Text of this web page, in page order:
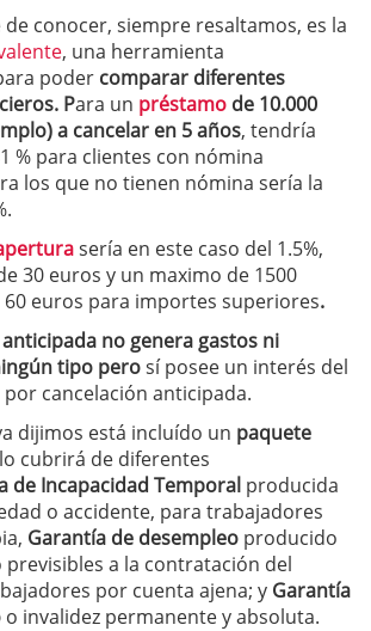
conocer, siempre resaltamos, es la
, una herramienta
poder comparar diferentes
Para un préstamo de 10.000
a cancelar en 5 años, tendría
% para clientes con nómina
los que no tienen nómina sería la
sería en este caso del 1.5%,
30 euros y un maximo de 1500
euros para importes superiores.
no genera gastos ni
tipo perosí posee un interés del
por cancelación anticipada.
dijimos está incluído un paquete
cubrirá de diferentes
de Incapacidad Temporal producida
o accidente, para trabajadores
Garantía de desempleo producido
a la contratación del
por cuenta ajena; y Garantía
o invalidez permanente y absoluta.